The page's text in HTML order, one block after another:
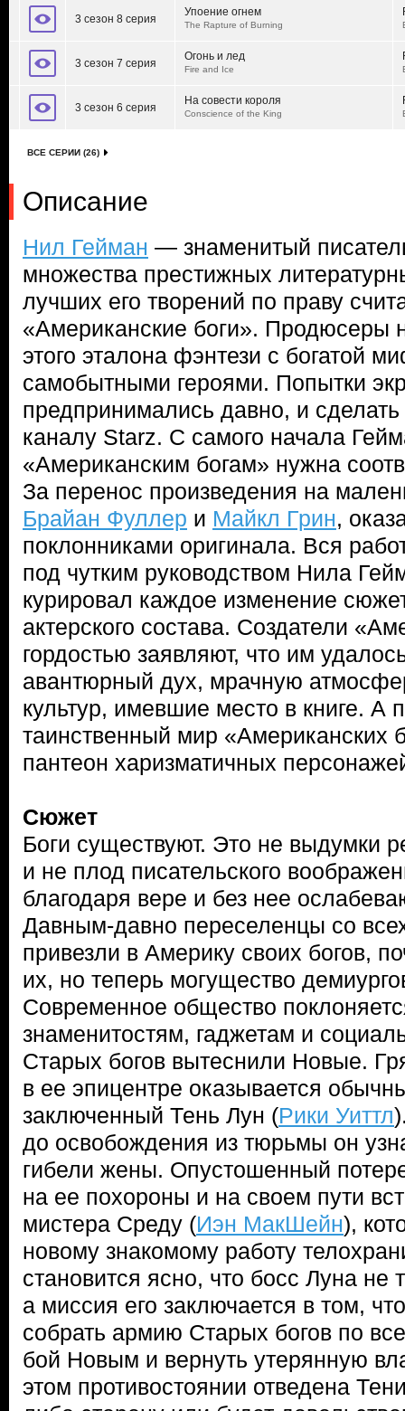
3 сезон 8 серия
Упоение огнем
The Rapture of Burning
3 сезон 7 серия
Огонь и лед
Fire and Ice
3 сезон 6 серия
На совести короля
Conscience of the King
ВСЕ СЕРИИ (26)
Описание
Нил Гейман — знаменитый
множества престижных
лучших его творений по праву
«Американские боги». Продюсеры
этого эталона фэнтези с богатой
самобытными героями. Попытки
предпринимались давно, и сделать
каналу Starz. С самого начала
«Американским богам» нужна
За перенос произведения на
Брайан Фуллер и Майкл Грин,
поклонниками оригинала. Вся
под чутким руководством Нила
курировал каждое изменение
актерского состава. Создатели
гордостью заявляют, что им
авантюрный дух, мрачную
культур, имевшие место в книге. А
таинственный мир «Американских
пантеон харизматичных
Сюжет
Боги существуют. Это не выдумки
и не плод писательского
благодаря вере и без нее
Давным-давно переселенцы со
привезли в Америку своих богов,
их, но теперь могущество
Современное общество
знаменитостям, гаджетам и
Старых богов вытеснили Новые.
в ее эпицентре оказывается
заключенный Тень Лун (Рики Уиттл
до освобождения из тюрьмы он
гибели жены. Опустошенный
на ее похороны и на своем пути
мистера Среду (Иэн МакШейн),
новому знакомому работу
становится ясно, что босс Луна не
а миссия его заключается в том,
собрать армию Старых богов по
бой Новым и вернуть утерянную
этом противостоянии отведена